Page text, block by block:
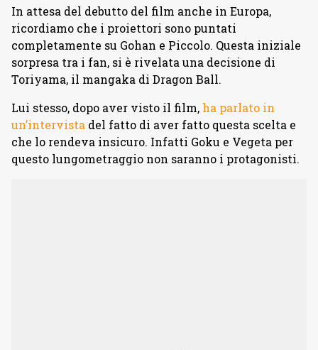
In attesa del debutto del film anche in Europa,
ricordiamo che i proiettori sono puntati
completamente su Gohan e Piccolo. Questa iniziale
sorpresa tra i fan, si è rivelata una decisione di
Toriyama, il mangaka di Dragon Ball.
Lui stesso, dopo aver visto il film, ha parlato in
un’intervista del fatto di aver fatto questa scelta e
che lo rendeva insicuro. Infatti Goku e Vegeta per
questo lungometraggio non saranno i protagonisti.